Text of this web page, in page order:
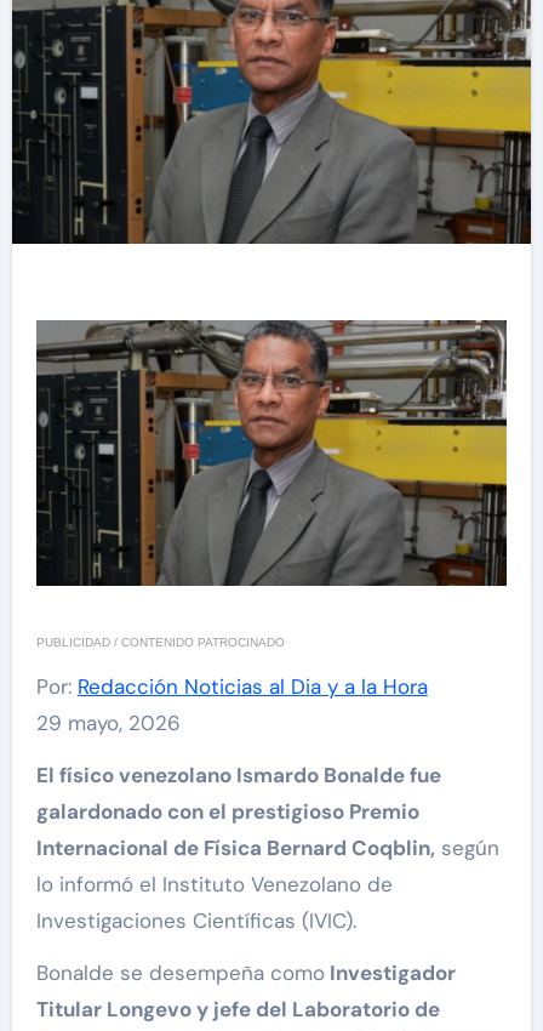
PUBLICIDAD / CONTENIDO PATROCINADO
Por: Redacción Noticias al Dia y a la Hora
29 mayo, 2026
El físico venezolano Ismardo Bonalde fue
galardonado con el prestigioso Premio
Internacional de Física Bernard Coqblin,según
lo informó el Instituto Venezolano de
Investigaciones Científicas (IVIC).
Bonalde se desempeña comoInvestigador
Titular Longevo y jefe del Laboratorio de